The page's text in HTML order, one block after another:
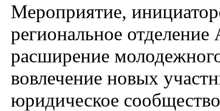
Мероприятие,
региональное
расширение
вовлечение новых
юридическое